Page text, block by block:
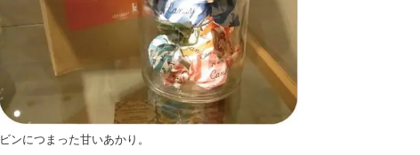
ビンにつまった甘いあかり。